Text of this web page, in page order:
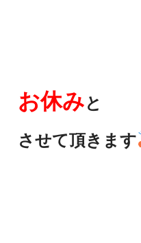
お休みと
させて頂きます